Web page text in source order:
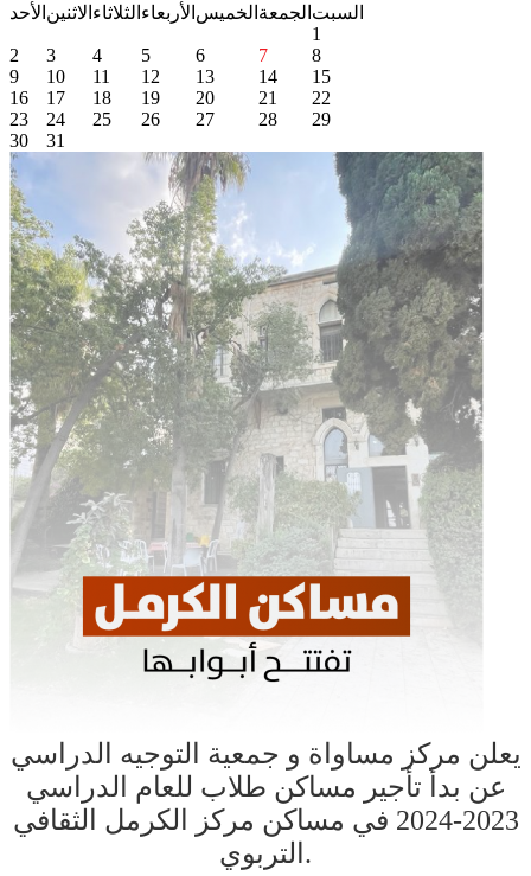
الأحد الاثنين الثلاثاء الأربعاء الخميس الجمعة السبت
1
2
3 4 5 6 7
8
9
10 11 12 13 14
15
16
17 18 19 20 21
22
23
24 25 26 27 28
29
30
31
يعلن مركز مساواة و جمعية التوجيه الدراسي
عن بدأ تأجير مساكن طلاب للعام الدراسي
2023-2024 في مساكن مركز الكرمل الثقافي
التربوي.